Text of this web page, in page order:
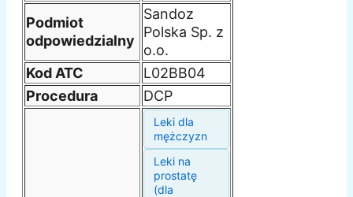
Podmiot
odpowiedzialny
Sandoz
Polska Sp. z
o.o.
Kod ATC
L02BB04
Procedura
DCP
Leki dla
mężczyzn
Leki na
prostatę
(dla